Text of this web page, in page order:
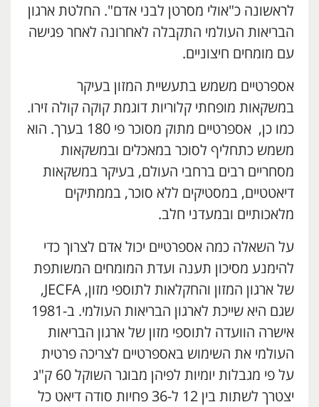
לראשונה כ"אולי מסרטן לבני אדם". החלטת ארגון
הבריאות העולמי התקבלה לאחרונה לאחר פגישה
עם מומחים חיצוניים.
אספרטיים משמש בתעשיית המזון בעיקר
במשקאות מופחתי קלוריות דוגמת קוקה קולה זירו.
כמו כן, אספרטיים מתוק מסוכר פי 180 בערך. הוא
משמש כתחליף לסוכר במאכלים ובמשקאות
מסחריים רבים ברחבי העולם, בעיקר במשקאות
דיאטטיים, במסטיקים ללא סוכר, בממתיקים
מלאכותיים ובמעדני חלב.
על השאלה כמה אספרטיים יכול אדם לצרוך כדי
להימנע מסיכון תענה ועדת המומחים המשותפת
של ארגון המזון והחקלאות לתוספי מזון, JECFA,
שגם היא שייכת לארגון הבריאות העולמי. ב-1981
אישרה הוועדה לתוספי מזון של ארגון הבריאות
העולמי את השימוש באספרטיים לצריכה פרטית
על פי מגבלות יומיות לפיהן מבוגר השוקל 60 ק"ג
יצטרך לשתות בין 12 ל-36 פחיות סודה דיאט כל